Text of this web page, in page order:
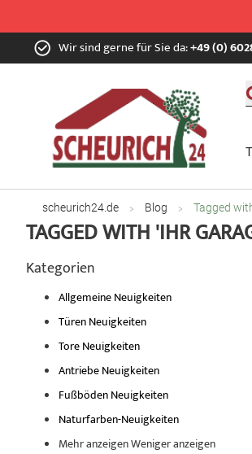
Zum
Inhalt Wir sind gerne für Sie da:+49 (0)
scheurich24.de Blog Tagged
TAGGED WITH 'IHR
Kategorien
Allgemeine Neuigkeiten
Türen Neuigkeiten
Tore Neuigkeiten
Antriebe Neuigkeiten
Fußböden Neuigkeiten
Naturfarben-Neuigkeiten
Mehr anzeigenWeniger anzeigen